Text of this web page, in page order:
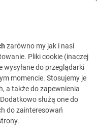
zarówno my jak i nasi
Pliki cookie (inaczej
wysyłane do przeglądarki
momencie. Stosujemy je
a także do zapewnienia
służą one do
do zainteresowań